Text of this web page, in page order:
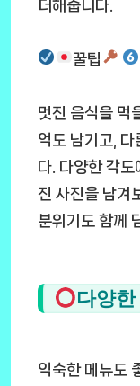
더해줍니다.
꿀팁
멋진 음식을 먹
억도 남기고, 다
다. 다양한 각도
진 사진을 남겨
분위기도 함께
다양한
익숙한 메뉴도